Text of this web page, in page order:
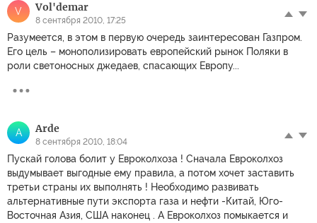
V Vol'demar
8 сентября 2010, 17:25
Разумеется, в этом в первую очередь заинтересован Газпром.
Его цель – монополизировать европейский рынок Поляки в
роли светоносных джедаев, спасающих Европу...
A Arde
8 сентября 2010, 18:04
Пускай голова болит у Евроколхоза ! Сначала Евроколхоз
выдумывает выгодные ему правила, а потом хочет заставить
третьи страны их выполнять ! Необходимо развивать
альтернативные пути экспорта газа и нефти -Китай, Юго-
Восточная Азия, США наконец . А Евроколхоз помыкается и